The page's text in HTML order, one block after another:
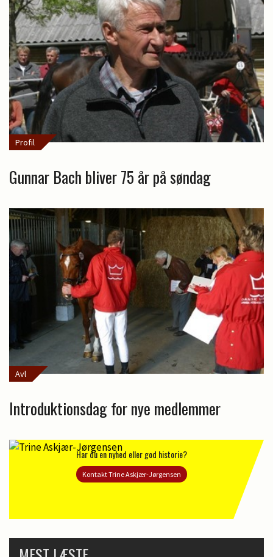
Profil
Gunnar Bach bliver 75 år på søndag
Avl
Introduktionsdag for nye medlemmer
Har du en nyhed eller god historie?
Kontakt Trine Askjær-Jørgensen